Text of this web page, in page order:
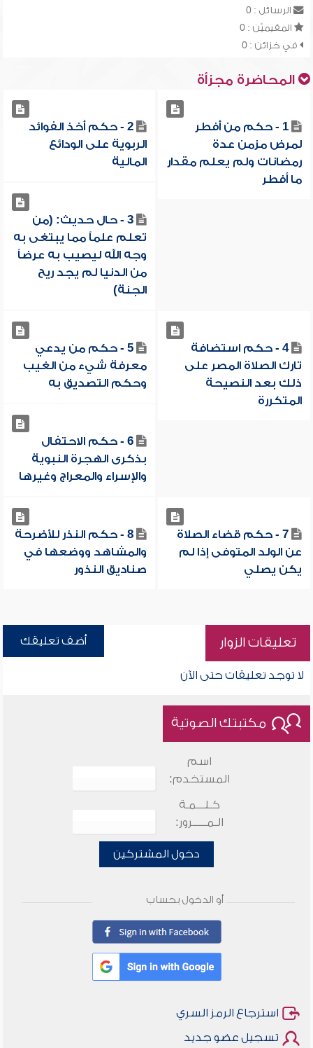
الرسائل : 0
المقيميّن : 0
في خزائن : 0
المحاضرة مجزأة
1 - حكم من أفطر
لمرض مزمن عدة
رمضانات ولم يعلم مقدار
ما أفطر
2 - حكم أخذ الفوائد
الربوية على الودائع
المالية
3 - حال حديث: (من
تعلم علماً مما يبتغى به
وجه الله ليصيب به عرضاً
من الدنيا لم يجد ريح
الجنة)
4 - حكم استضافة
تارك الصلاة المصر على
ذلك بعد النصيحة
المتكررة
5 - حكم من يدعي
معرفة شيء من الغيب
وحكم التصديق به
6 - حكم الاحتفال
بذكرى الهجرة النبوية
والإسراء والمعراج وغيرها
7 - حكم قضاء الصلاة
عن الولد المتوفى إذا لم
يكن يصلي
8 - حكم النذر للأضرحة
والمشاهد ووضعها في
صناديق النذور
تعليقات الزوار أضف تعليقك
لا توجد تعليقات حتى الآن
مكتبتك الصوتية
اسم
المستخدم:
كـلـــمـة
الـمـــــرور:
دخول المشتركين
أو الدخول بحساب
استرجاع الرمز السري
تسجيل عضو جديد